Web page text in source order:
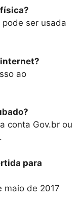
ser usada
internet?
ao
conta Gov.br ou
para
maio de 2017